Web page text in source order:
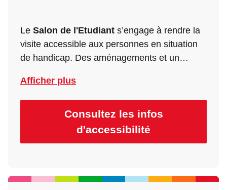
Le Salon de l'Etudiant s’engage à rendre la
visite accessible aux personnes en situation
de handicap. Des aménagements et un
visite fluide, confortable et inclusive aux
personnes à mobilité réduite.
Afficher plus
Consultez les infos
d'accessibilité